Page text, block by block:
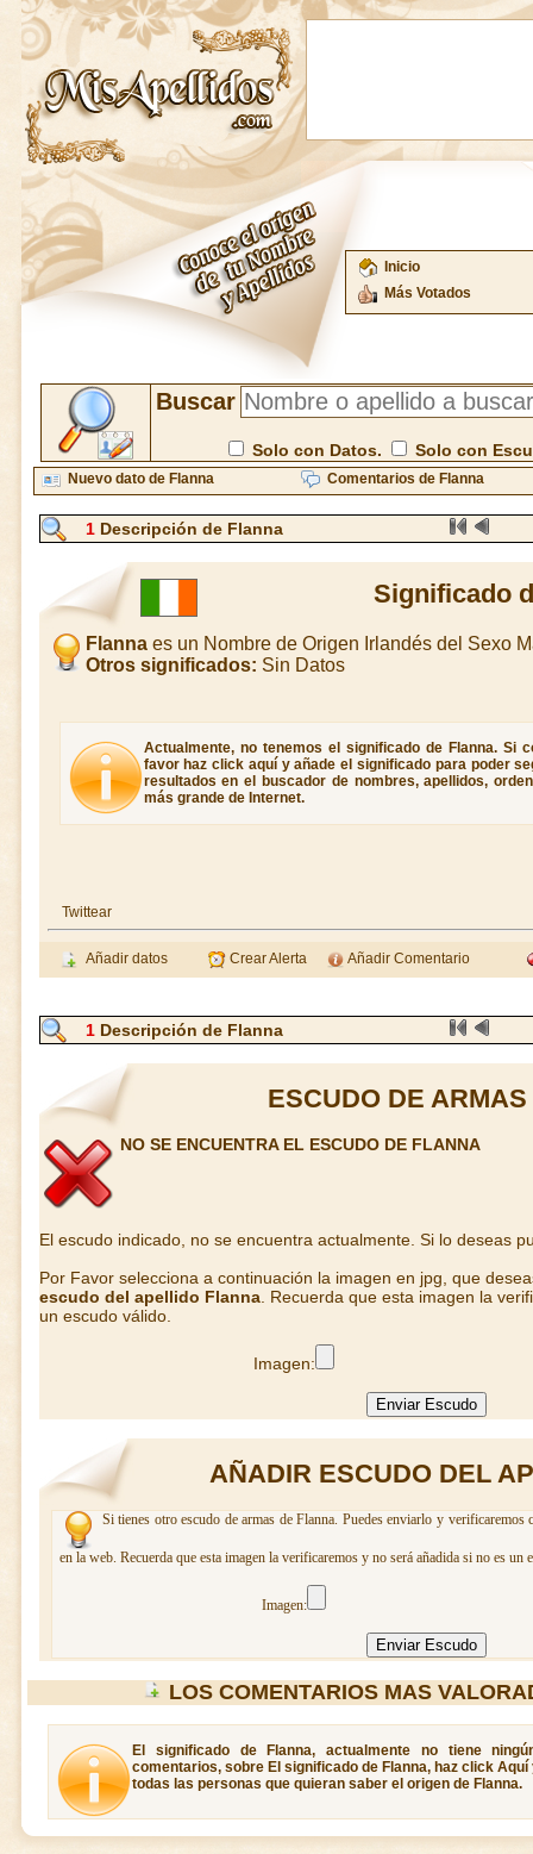
Inicio
Más Votados
Buscar
Solo con Datos. Solo con
Nuevo dato de Flanna Comentarios de Flanna
1 Descripción de Flanna
Significado
Flannaes un Nombre de Origen Irlandés del Sexo
Otros significados: Sin Datos
Actualmente, no tenemos el significado de Flanna. Si
favor haz click aquí y añade el significado para poder
resultados en el buscador de nombres, apellidos,
más grande de Internet.
Twittear
Añadir datos Crear Alerta Añadir Comentario
1 Descripción de Flanna
ESCUDO DE
NO SE ENCUENTRA EL ESCUDO DE FLANNA
El escudo indicado, no se encuentra actualmente. Si lo deseas
Por Favor selecciona a continuación la imagen en jpg, que
escudo del apellido Flanna . Recuerda que esta imagen la
un escudo válido.
Imagen:
AÑADIR ESCUDO DEL
Si tienes otro escudo de armas de Flanna. Puedes enviarlo y
en la web. Recuerda que esta imagen la verificaremos y no será añadida si no es un
Imagen:
LOS COMENTARIOS MAS
El significado de Flanna, actualmente no tiene
comentarios, sobre El significado de Flanna, haz click
todas las personas que quieran saber el origen de Flanna.